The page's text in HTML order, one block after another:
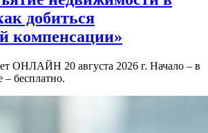
добиться
компенсации»
ОНЛАЙН 20 августа 2026 г. Начало – в
– бесплатно.